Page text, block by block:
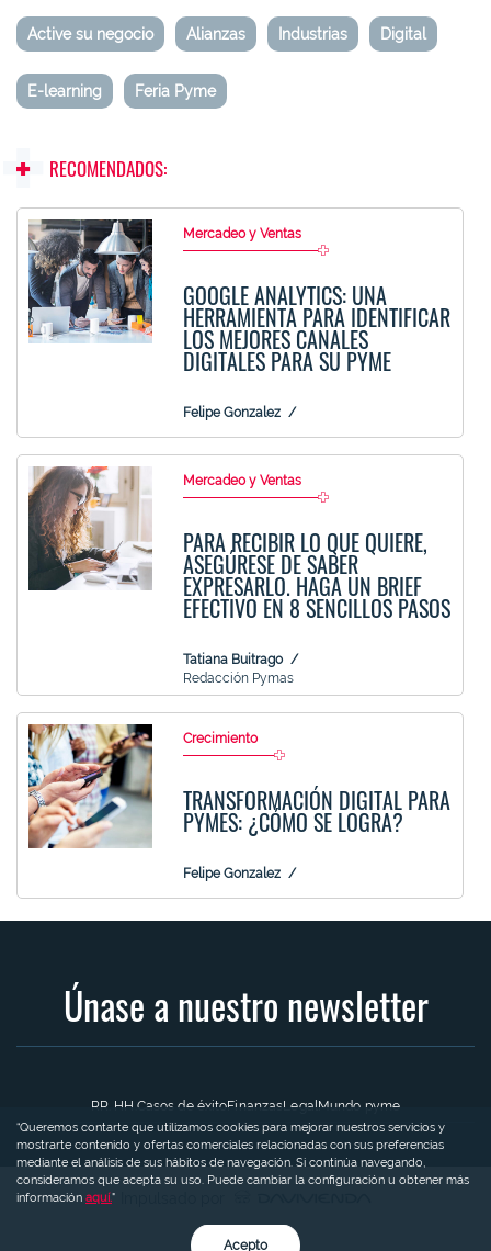
Active su negocio Alianzas Industrias Digital
E-learning Feria Pyme
RECOMENDADOS:
Mercadeo y Ventas
GOOGLE ANALYTICS: UNA
HERRAMIENTA PARA IDENTIFICAR
LOS MEJORES CANALES
DIGITALES PARA SU PYME
Felipe Gonzalez
Mercadeo y Ventas
PARA RECIBIR LO QUE QUIERE,
ASEGÚRESE DE SABER
EXPRESARLO. HAGA UN BRIEF
EFECTIVO EN 8 SENCILLOS PASOS
Tatiana Buitrago
Redacción Pymas
Crecimiento
TRANSFORMACIÓN DIGITAL PARA
PYMES: ¿CÓMO SE LOGRA?
Felipe Gonzalez
Únase a nuestro newsletter
RR. HH. Casos de éxitoFinanzasLegalMundo pyme
“Queremos contarte que utilizamos cookies para mejorar nuestros servicios y
mostrarte contenido y ofertas comerciales relacionadas con sus preferencias
mediante el análisis de sus hábitos de navegación. Si continúa navegando,
consideramos que acepta su uso. Puede cambiar la configuración u obtener más
información aquí."
Acepto